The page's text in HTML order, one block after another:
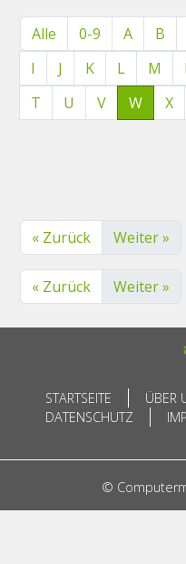
Alle 0-9 A B
I
J K L M
T
U V W X
« Zurück Weiter »
« Zurück Weiter »
STARTSEITE ÜBER
DATENSCHUTZ
©